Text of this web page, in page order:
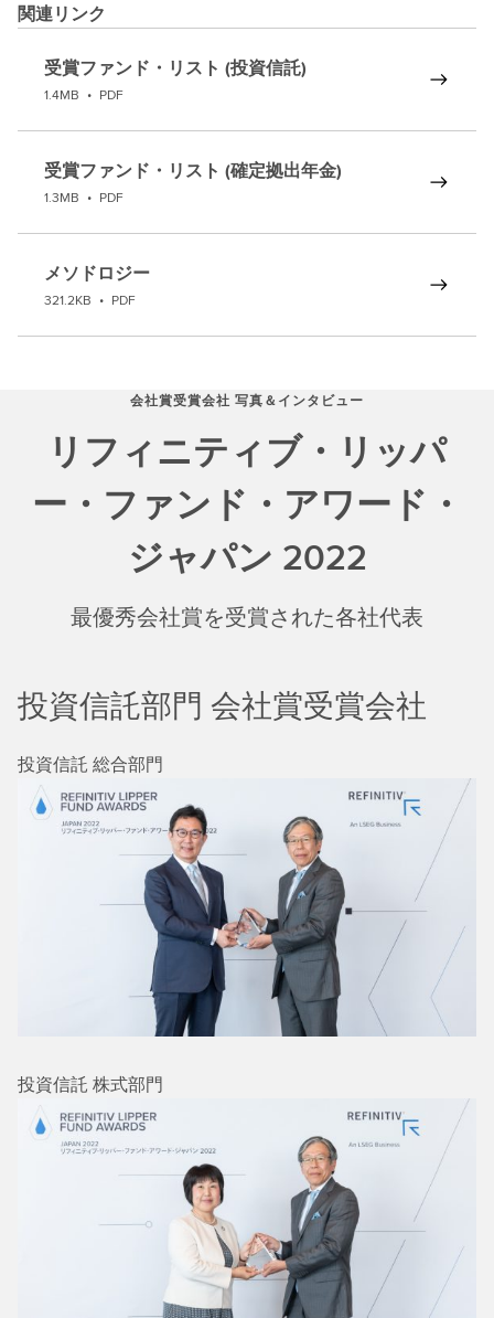
関連リンク
受賞ファンド・リスト (投資信託)
1.4MB • PDF
受賞ファンド・リスト (確定拠出年金)
1.3MB • PDF
メソドロジー
321.2KB • PDF
会社賞受賞会社 写真＆インタビュー
リフィニティブ・リッパ
ー・ファンド・アワード・
ジャパン 2022
最優秀会社賞を受賞された各社代表
投資信託部門 会社賞受賞会社
投資信託 総合部門
投資信託 株式部門